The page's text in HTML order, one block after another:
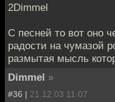
2Dimmel
С песней то вот оно
радости на чумазой
размытая мысль
Dimmel »
#36 | 21.12.03 11:07